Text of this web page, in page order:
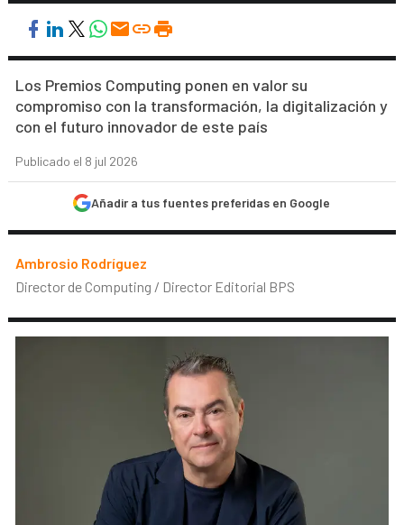
Los Premios Computing ponen en valor su
compromiso con la transformación, la digitalización y
con el futuro innovador de este país
Publicado el 8 jul 2026
Añadir a tus fuentes preferidas en Google
Ambrosio Rodríguez
Director de Computing / Director Editorial BPS